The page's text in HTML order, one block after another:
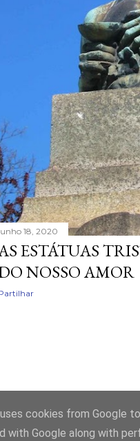
18, 2020
ESTÁTUAS
NOSSO AMOR
cookies from Google
with Google along with